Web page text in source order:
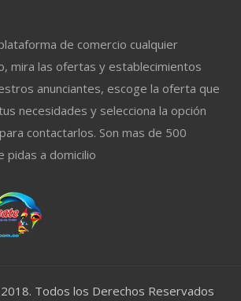
de comercio cualquier
mira las ofertas y establecimientos
anunciantes, escoge la oferta que
necesidades y selecciona la opción
contactarlos. Son mas de 500
pidas a domicilio
Todos los Derechos Reservados